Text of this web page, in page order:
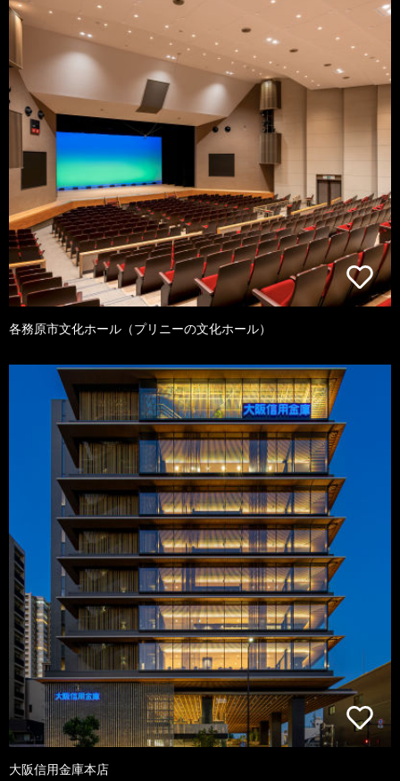
各務原市文化ホール（プリニーの文化ホール）
大阪信用金庫本店